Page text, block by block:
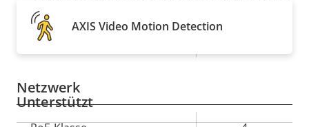
spezifischen Installationsanforderungen. Verschiedene
Halterungen sind erhältlich.
Videobasierte
Bewegungserkennung
Netzwerk
AXIS Video Motion Detection
Unterstützt